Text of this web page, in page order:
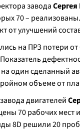
завода
70 –
от улучшений
на ПРЗ потери
один сделанный
объеме от
двигателей
70 рабочих мест
8D решили 20